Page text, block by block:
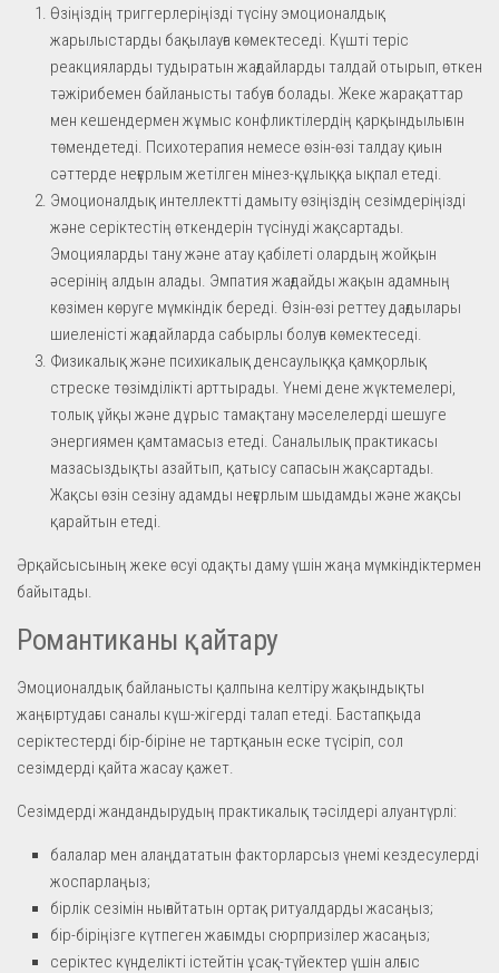
Өзіңіздің триггерлеріңізді түсіну эмоционалдық
жарылыстарды бақылауға көмектеседі. Күшті теріс
реакцияларды тудыратын жағдайларды талдай отырып, өткен
тәжірибемен байланысты табуға болады. Жеке жарақаттар
мен кешендермен жұмыс конфликтілердің қарқындылығын
төмендетеді. Психотерапия немесе өзін-өзі талдау қиын
сәттерде неғұрлым жетілген мінез-құлыққа ықпал етеді.
Эмоционалдық интеллектті дамыту өзіңіздің сезімдеріңізді
және серіктестің өткендерін түсінуді жақсартады.
Эмоцияларды тану және атау қабілеті олардың жойқын
әсерінің алдын алады. Эмпатия жағдайды жақын адамның
көзімен көруге мүмкіндік береді. Өзін-өзі реттеу дағдылары
шиеленісті жағдайларда сабырлы болуға көмектеседі.
Физикалық және психикалық денсаулыққа қамқорлық
стреске төзімділікті арттырады. Үнемі дене жүктемелері,
толық ұйқы және дұрыс тамақтану мәселелерді шешуге
энергиямен қамтамасыз етеді. Саналылық практикасы
мазасыздықты азайтып, қатысу сапасын жақсартады.
Жақсы өзін сезіну адамды неғұрлым шыдамды және жақсы
қарайтын етеді.
Әрқайсысының жеке өсуі одақты даму үшін жаңа мүмкіндіктермен
байытады.
Романтиканы қайтару
Эмоционалдық байланысты қалпына келтіру жақындықты
жаңғыртудағы саналы күш-жігерді талап етеді. Бастапқыда
серіктестерді бір-біріне не тартқанын еске түсіріп, сол
сезімдерді қайта жасау қажет.
Сезімдерді жандандырудың практикалық тәсілдері алуантүрлі:
балалар мен алаңдататын факторларсыз үнемі кездесулерді
жоспарлаңыз;
бірлік сезімін нығайтатын ортақ ритуалдарды жасаңыз;
бір-біріңізге күтпеген жағымды сюрпризілер жасаңыз;
серіктес күнделікті істейтін ұсақ-түйектер үшін алғыс